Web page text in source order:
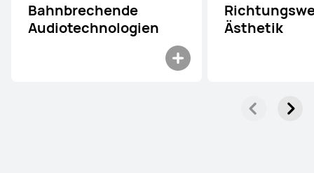
Bahnbrechende
Audiotechnologien
Ästhetik